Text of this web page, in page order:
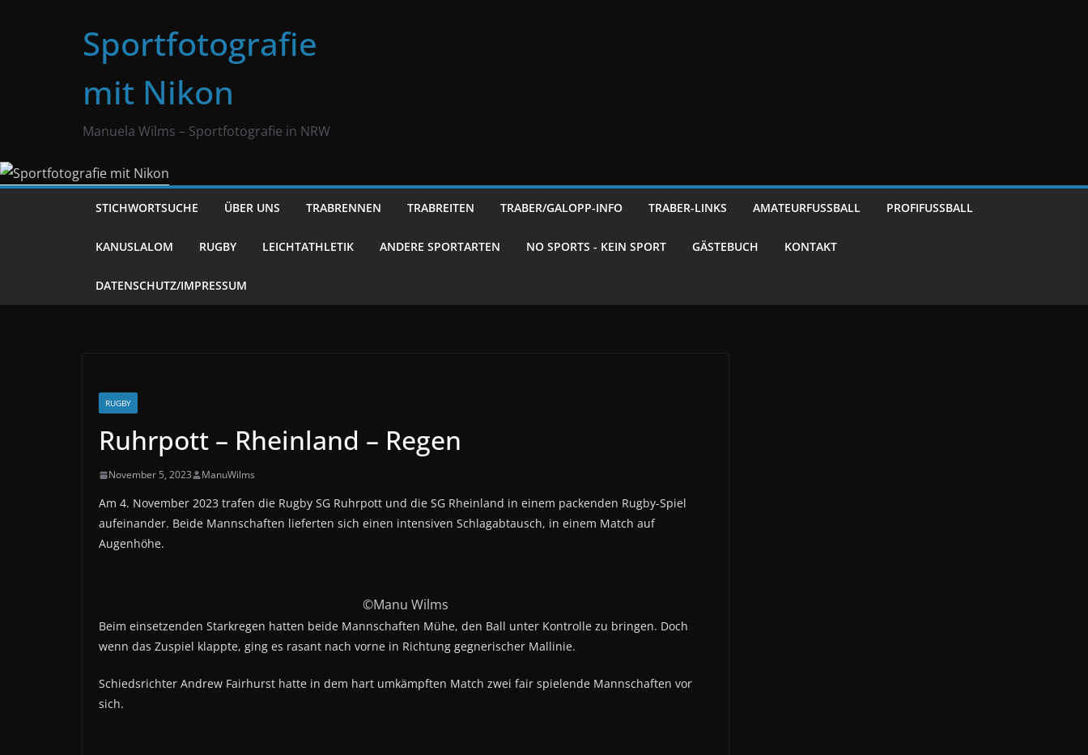
Sportfotografie
mit Nikon
Manuela Wilms – Sportfotografie in NRW
STICHWORTSUCHE ÜBER UNS TRABRENNEN TRABREITEN TRABER/GALOPP-INFO TRABER-LINKS AMATEURFUSSBALL PROFIFUSSBALL
KANUSLALOM RUGBY LEICHTATHLETIK ANDERE SPORTARTEN NO SPORTS - KEIN SPORT GÄSTEBUCH KONTAKT
DATENSCHUTZ/IMPRESSUM
RUGBY
Ruhrpott – Rheinland – Regen
November 5, 2023 ManuWilms
Am 4. November 2023 trafen die Rugby SG Ruhrpott und die SG Rheinland in einem packenden Rugby-Spiel
aufeinander. Beide Mannschaften lieferten sich einen intensiven Schlagabtausch, in einem Match auf
Augenhöhe.
©Manu Wilms
Beim einsetzenden Starkregen hatten beide Mannschaften Mühe, den Ball unter Kontrolle zu bringen. Doch
wenn das Zuspiel klappte, ging es rasant nach vorne in Richtung gegnerischer Mallinie.
Schiedsrichter Andrew Fairhurst hatte in dem hart umkämpften Match zwei fair spielende Mannschaften vor
sich.